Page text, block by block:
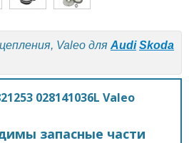
Valeo для Audi Skoda
028141036L Valeo
запасные части